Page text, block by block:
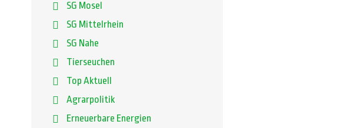
SG Mosel
SG Mittelrhein
SG Nahe
Tierseuchen
Top Aktuell
Agrarpolitik
Erneuerbare Energien